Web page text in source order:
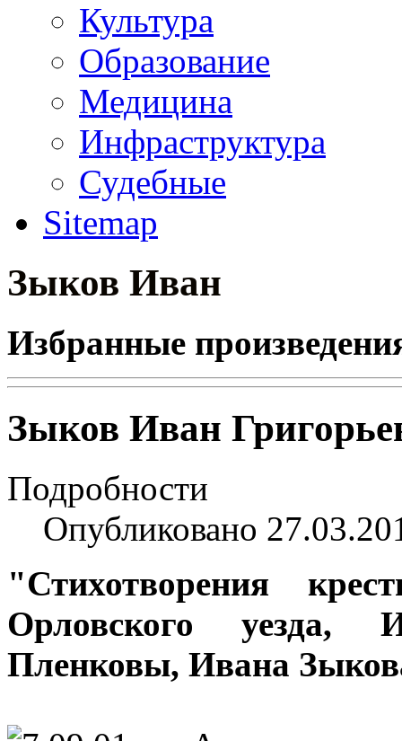
Культура
Образование
Медицина
Инфраструктура
Судебные
Sitemap
Зыков Иван
Избранные
Зыков Иван
Подробности
Опубликовано
"Стихотворения
Орловского уезда,
Пленковы, Ивана